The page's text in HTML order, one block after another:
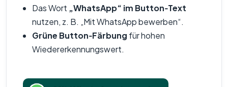
Das Wort „WhatsApp“ im Button‑Text
nutzen, z. B. „Mit WhatsApp bewerben“.
Grüne Button‑Färbung für hohen
Wiedererkennungswert.